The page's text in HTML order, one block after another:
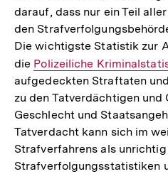
darauf, dass nur ein Teil
den
Die wichtigste Statistik zur
die Interner
Link:
Polizeiliche
aufgedeckten Straftaten
zu den Tatverdächtigen und
Geschlecht und
Tatverdacht kann sich im
Strafverfahrens als
Strafverfolgungsstatistiken